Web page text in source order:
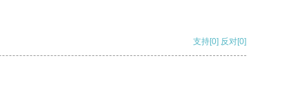
支持[0] 反对[0]